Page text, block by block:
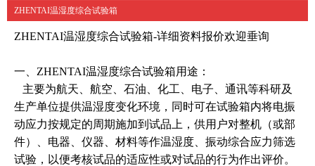
ZHENTAI温湿度综合试验箱
ZHENTAI温湿度综合试验箱-详细资料报价欢迎垂询
一、ZHENTAI温湿度综合试验箱用途：
主要为航天、航空、石油、化工、电子、通讯等科研及
生产单位提供温湿度变化环境，同时可在试验箱内将电振
动应力按规定的周期施加到试品上，供用户对整机（或部
件）、电器、仪器、材料等作温湿度、振动综合应力筛选
试验，以便考核试品的适应性或对试品的行为作出评价。